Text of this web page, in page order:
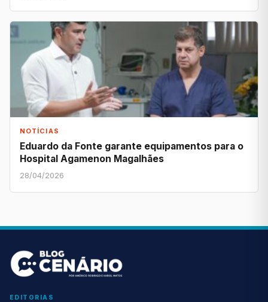
NOTÍCIAS
Eduardo da Fonte garante equipamentos para o
Hospital Agamenon Magalhães
28/04/2026
EDITORIAS